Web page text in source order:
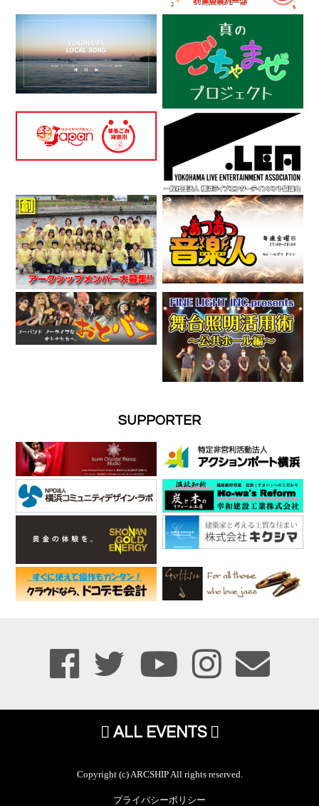
SUPPORTER
ALL EVENTS
Copyright (c) ARCSHIP All rights reserved.
プライバシーポリシー